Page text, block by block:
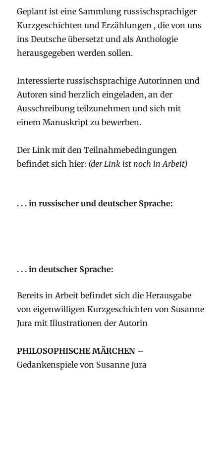
Geplant ist eine Sammlung russischsprachiger
Kurzgeschichten und Erzählungen , die von uns
ins Deutsche übersetzt und als Anthologie
herausgegeben werden sollen.
Interessierte russischsprachige Autorinnen und
Autoren sind herzlich eingeladen, an der
Ausschreibung teilzunehmen und sich mit
einem Manuskript zu bewerben.
Der Link mit den Teilnahmebedingungen
befindet sich hier: (der Link ist noch in Arbeit)
. . . in russischer und deutscher Sprache:
. . . in deutscher Sprache:
Bereits in Arbeit befindet sich die Herausgabe
von eigenwilligen Kurzgeschichten von Susanne
Jura mit Illustrationen der Autorin
PHILOSOPHISCHE MÄRCHEN –
Gedankenspiele von Susanne Jura